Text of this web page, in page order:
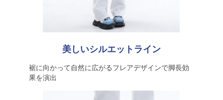
美しいシルエットライン
裾に向かって自然に広がるフレアデザインで脚長効
果を演出